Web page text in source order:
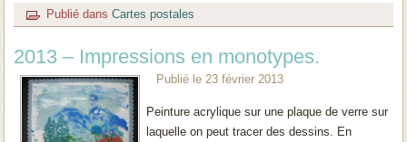
Publié dans Cartes postales
2013 – Impressions en monotypes.
Publié le 23 février 2013
Peinture acrylique sur une plaque de verre sur
laquelle on peut tracer des dessins. En